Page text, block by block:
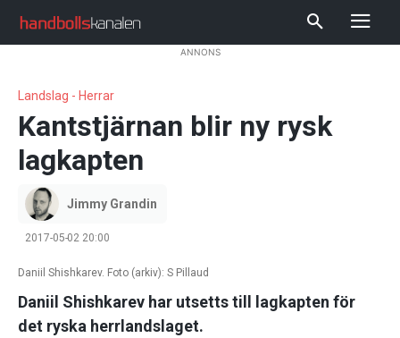
ANNONS
Landslag - Herrar
Kantstjärnan blir ny rysk
lagkapten
Jimmy Grandin
2017-05-02 20:00
Daniil Shishkarev. Foto (arkiv): S Pillaud
Daniil Shishkarev har utsetts till lagkapten för
det ryska herrlandslaget.